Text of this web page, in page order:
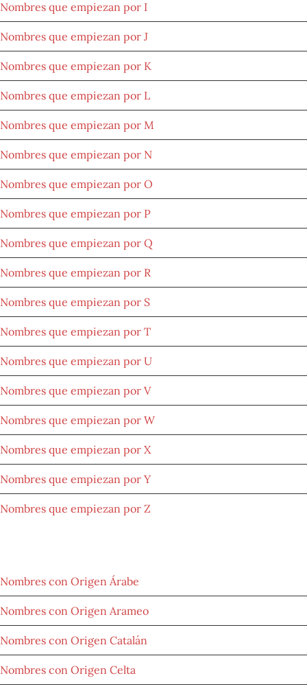
Nombres que empiezan por I
Nombres que empiezan por J
Nombres que empiezan por K
Nombres que empiezan por L
Nombres que empiezan por M
Nombres que empiezan por N
Nombres que empiezan por O
Nombres que empiezan por P
Nombres que empiezan por Q
Nombres que empiezan por R
Nombres que empiezan por S
Nombres que empiezan por T
Nombres que empiezan por U
Nombres que empiezan por V
Nombres que empiezan por W
Nombres que empiezan por X
Nombres que empiezan por Y
Nombres que empiezan por Z
Nombres con Origen Árabe
Nombres con Origen Arameo
Nombres con Origen Catalán
Nombres con Origen Celta